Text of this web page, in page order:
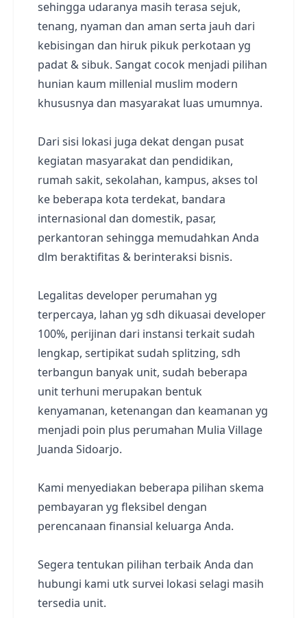
sehingga udaranya masih terasa sejuk,
tenang, nyaman dan aman serta jauh dari
kebisingan dan hiruk pikuk perkotaan yg
padat & sibuk. Sangat cocok menjadi pilihan
hunian kaum millenial muslim modern
khususnya dan masyarakat luas umumnya.
Dari sisi lokasi juga dekat dengan pusat
kegiatan masyarakat dan pendidikan,
rumah sakit, sekolahan, kampus, akses tol
ke beberapa kota terdekat, bandara
internasional dan domestik, pasar,
perkantoran sehingga memudahkan Anda
dlm beraktifitas & berinteraksi bisnis.
Legalitas developer perumahan yg
terpercaya, lahan yg sdh dikuasai developer
100%, perijinan dari instansi terkait sudah
lengkap, sertipikat sudah splitzing, sdh
terbangun banyak unit, sudah beberapa
unit terhuni merupakan bentuk
kenyamanan, ketenangan dan keamanan yg
menjadi poin plus perumahan Mulia Village
Juanda Sidoarjo.
Kami menyediakan beberapa pilihan skema
pembayaran yg fleksibel dengan
perencanaan finansial keluarga Anda.
Segera tentukan pilihan terbaik Anda dan
hubungi kami utk survei lokasi selagi masih
tersedia unit.